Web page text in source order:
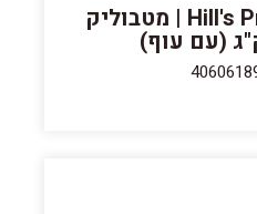
Hill's Prescription Diet | מטבוליק